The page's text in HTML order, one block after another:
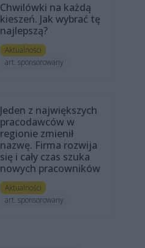
Chwilówki na każdą
kieszeń. Jak wybrać tę
najlepszą?
Aktualności
art. sponsorowany
Jeden z największych
pracodawców w
regionie zmienił
nazwę. Firma rozwija
się i cały czas szuka
nowych pracowników
Aktualności
art. sponsorowany